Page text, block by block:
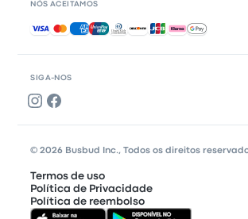
SIGA-NOS
NÓS ACEITAMOS
Pagamentos aceitos
© 2026 Busbud Inc., Todos os direitos
Termos de uso
Política de Privacidade
Política de reembolso